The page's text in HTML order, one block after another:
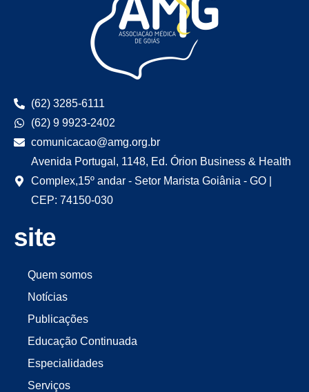
(62) 3285-6111
(62) 9 9923-2402
comunicacao@amg.org.br
Avenida Portugal, 1148, Ed. Órion Business & Health
Complex,15º andar - Setor Marista Goiânia - GO |
CEP: 74150-030
site
Quem somos
Notícias
Publicações
Educação Continuada
Especialidades
Serviços